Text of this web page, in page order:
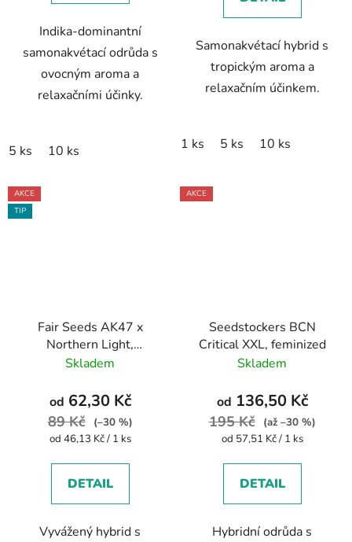
Indika-dominantní
samonakvétací odrůda s
ovocným aroma a
relaxačními účinky.
5 ks 10 ks
Samonakvétací hybrid s
tropickým aroma a
relaxačním účinkem.
1 ks 5 ks 10 ks
AKCE
TIP
Fair Seeds AK47 x
Northern Light,
feminized
Skladem
od 62,30 Kč
89 Kč
(–30 %)
Měrná
od 46,13 Kč / 1 ks
DETAIL
Vyvážený hybrid s
AKCE
Seedstockers BCN
Critical XXL, feminized
Skladem
od 136,50 Kč
195 Kč
(až –30 %)
Měrná
od 57,51 Kč / 1 ks
DETAIL
Hybridní odrůda s